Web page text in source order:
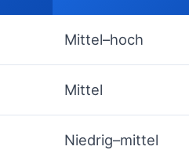
Mittel–hoch
Mittel
Niedrig–mittel